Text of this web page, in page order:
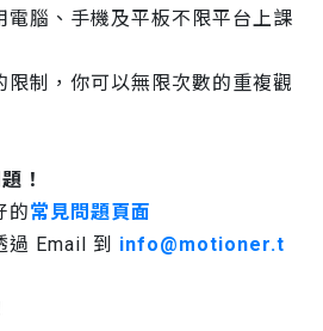
電腦、手機及平板不限平台上課
限制，你可以無限次數的重複觀
！
的常見問題頁面
過 Email 到 info@motioner.t